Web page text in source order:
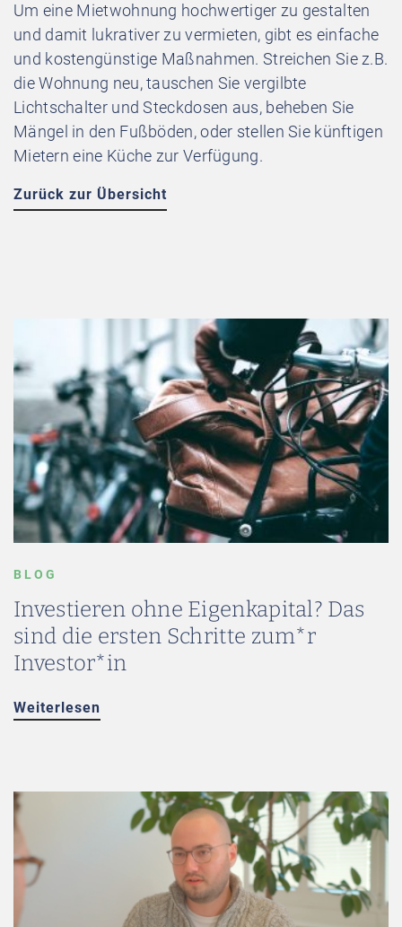
Um eine Mietwohnung hochwertiger zu gestalten
und damit lukrativer zu vermieten, gibt es einfache
und kostengünstige Maßnahmen. Streichen Sie z.B.
die Wohnung neu, tauschen Sie vergilbte
Lichtschalter und Steckdosen aus, beheben Sie
Mängel in den Fußböden, oder stellen Sie künftigen
Mietern eine Küche zur Verfügung.
Zurück zur Übersicht
BLOG
Investieren ohne Eigenkapital? Das
sind die ersten Schritte zum*r
Investor*in
Weiterlesen